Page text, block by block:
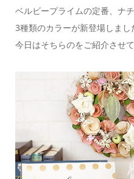
ベルビープライムの定番、ナ
3種類のカラーが新登場しまし
今日はそちらのをご紹介させ